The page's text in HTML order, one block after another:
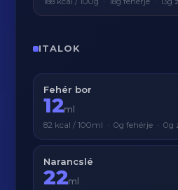
ITALOK
Fehér bor
12ml
82 kcal / 100ml · 0g fehérje · 0g
Narancslé
22ml